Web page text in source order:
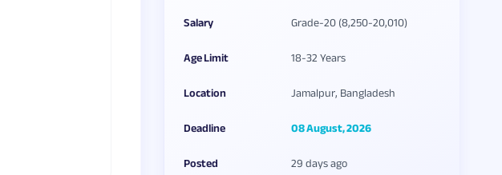
Salary
Grade-20 (8,250-20,010)
Age Limit
18-32 Years
Location
Jamalpur, Bangladesh
Deadline
08 August, 2026
Posted
29 days ago